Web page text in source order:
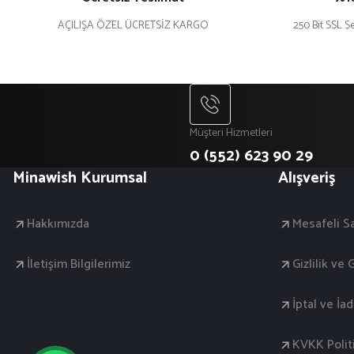
AÇILIŞA ÖZEL ÜCRETSİZ KARGO 250 Bit SSL
Müşteri Hizmetleri
0 (552) 623 90 29
Minawish Kurumsal
Hakkımızda
İletişim Bilgilerimiz
Alışveriş
Mesafeli
Gizlilik ve
İptal ve
KVKK